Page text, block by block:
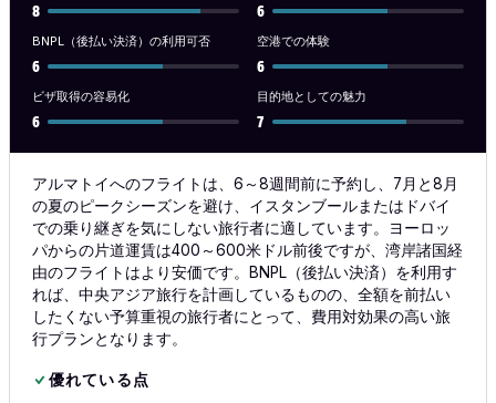
8 6
BNPL（後払い決済）の利用可否
6
空港での体験
6
ビザ取得の容易化
6
目的地としての魅力
7
アルマトイへのフライトは、6～8週間前に予約し、7月と8月
の夏のピークシーズンを避け、イスタンブールまたはドバイ
での乗り継ぎを気にしない旅行者に適しています。ヨーロッ
パからの片道運賃は400～600米ドル前後ですが、湾岸諸国経
由のフライトはより安価です。BNPL（後払い決済）を利用す
れば、中央アジア旅行を計画しているものの、全額を前払い
したくない予算重視の旅行者にとって、費用対効果の高い旅
行プランとなります。
優れている点